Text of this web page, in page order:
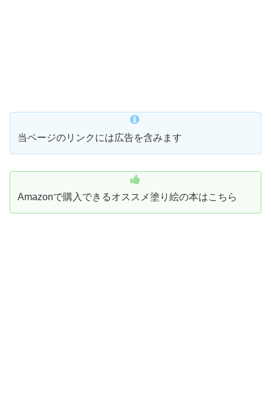
当ページのリンクには広告を含みます
Amazonで購入できるオススメ塗り絵の本はこちら